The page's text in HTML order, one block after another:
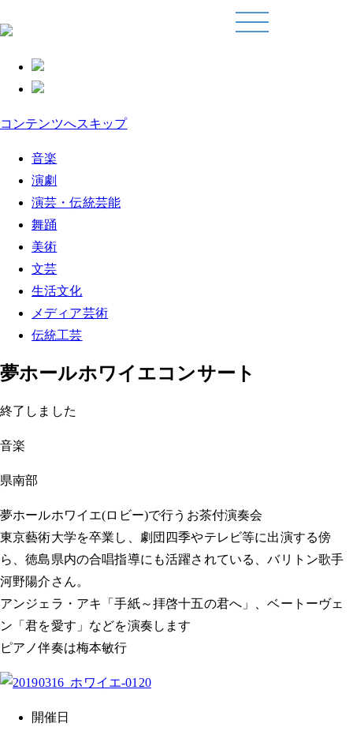
コンテンツへスキップ
音楽
演劇
演芸・伝統芸能
舞踊
美術
文芸
生活文化
メディア芸術
伝統工芸
夢ホールホワイエコンサート
終了しました
音楽
県南部
夢ホールホワイエ(ロビー)で行うお茶付演奏会
東京藝術大学を卒業し、劇団四季やテレビ等に出演する傍
ら、徳島県内の合唱指導にも活躍されている、バリトン歌手
河野陽介さん。
アンジェラ・アキ「手紙～拝啓十五の君へ」、ベートーヴェ
ン「君を愛す」などを演奏します
ピアノ伴奏は梅本敏行
開催日